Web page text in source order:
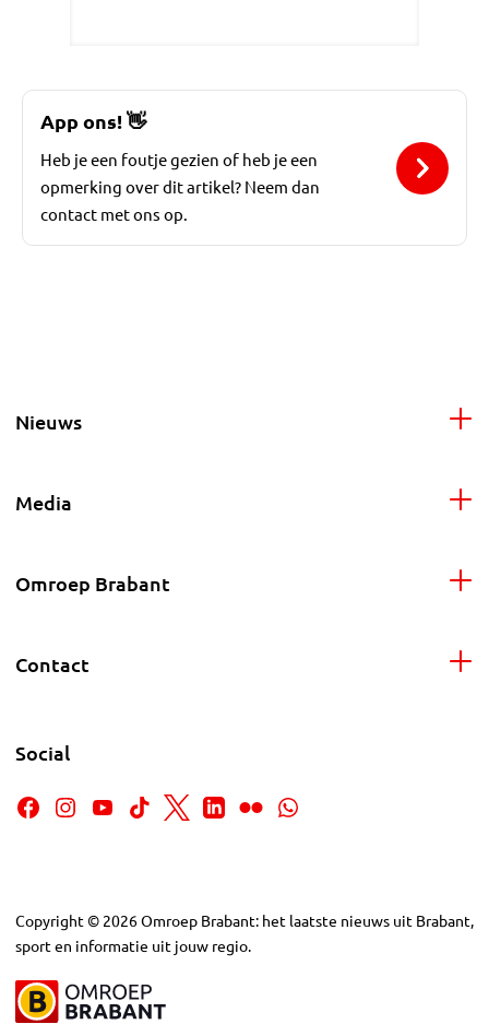
App ons!👋
Heb je een foutje gezien of heb je een
opmerking over dit artikel? Neem dan
contact met ons op.
Nieuws
Media
Omroep Brabant
Contact
Social
Copyright © 2026Omroep Brabant: het laatste nieuws uit Brabant,
sport en informatie uit jouw regio.